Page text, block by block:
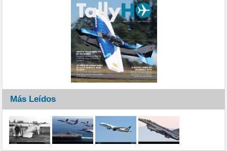
Más Leídos